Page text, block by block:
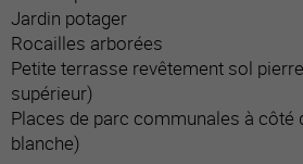
Jardin potager
Rocailles arborées
Petite terrasse revêtement sol
supérieur)
Places de parc communales à côté
blanche)